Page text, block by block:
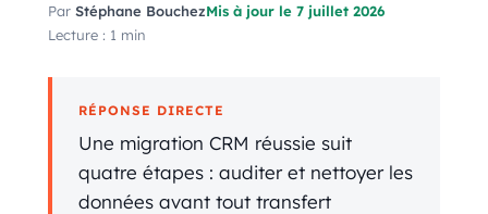
Par Stéphane BouchezMis à jour le 7 juillet 2026
Lecture : 1 min
RÉPONSE DIRECTE
Une migration CRM réussie suit
quatre étapes : auditer et nettoyer les
données avant tout transfert